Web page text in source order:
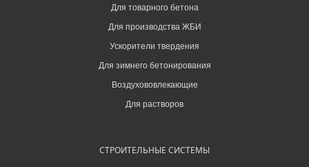
Для товарного бетона
Для производства ЖБИ
Ускорители твердения
Для зимнего бетонирования
Воздухововлекающие
Для растворов
СТРОИТЕЛЬНЫЕ СИСТЕМЫ